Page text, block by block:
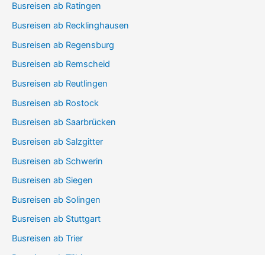
Busreisen ab Ratingen
Busreisen ab Recklinghausen
Busreisen ab Regensburg
Busreisen ab Remscheid
Busreisen ab Reutlingen
Busreisen ab Rostock
Busreisen ab Saarbrücken
Busreisen ab Salzgitter
Busreisen ab Schwerin
Busreisen ab Siegen
Busreisen ab Solingen
Busreisen ab Stuttgart
Busreisen ab Trier